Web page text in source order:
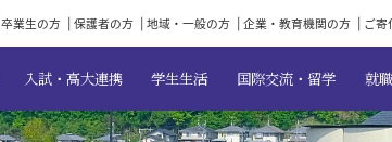
卒業生の方 保護者の方 地域・一般の方 企業・教育機関の方 ご寄
入試・高大連携 学生生活 国際交流・留学 就